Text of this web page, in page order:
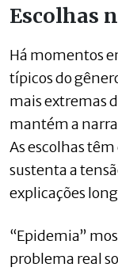
Escolhas
Há momentos
típicos do
mais extremas
mantém a
As escolhas
sustenta a
explicações
“Epidemia”
problema real